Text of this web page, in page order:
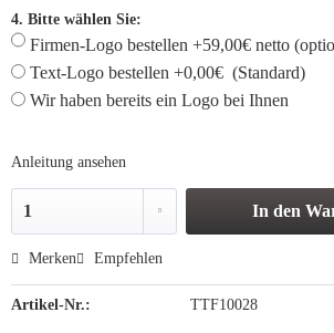
4. Bitte wählen Sie:
Firmen-Logo bestellen +59,00€ netto
Text-Logo bestellen +0,00€ (Standard)
Wir haben bereits ein Logo bei Ihnen
Anleitung ansehen
In den
Merken Empfehlen
Artikel-Nr.: TTF10028